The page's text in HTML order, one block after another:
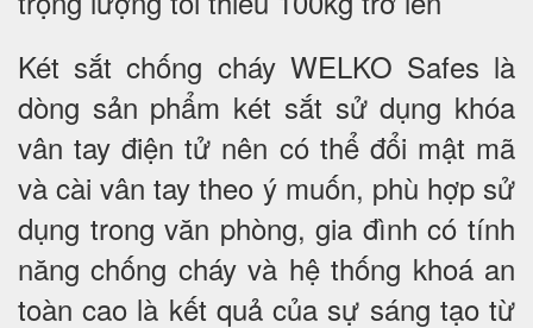
Két sắt chống cháy WELKO Safes là
dòng sản phẩm két sắt sử dụng khóa
vân tay điện tử nên có thể đổi mật mã
và cài vân tay theo ý muốn, phù hợp sử
dụng trong văn phòng, gia đình có tính
năng chống cháy và hệ thống khoá an
toàn cao là kết quả của sự sáng tạo từ